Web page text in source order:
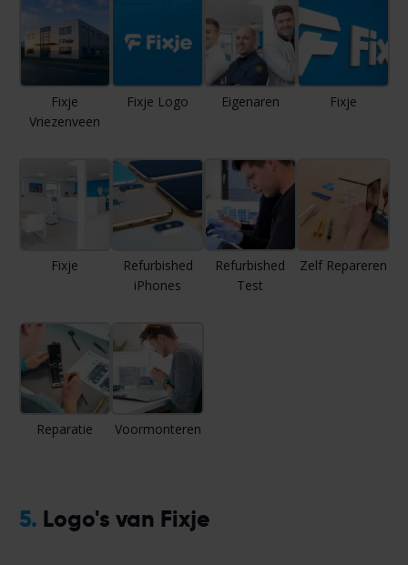
Fixje
Vriezenveen
Fixje Logo Eigenaren Fixje
Fixje
Refurbished
iPhones
Refurbished
Test
Zelf Repareren
Reparatie Voormonteren
5. Logo's van Fixje